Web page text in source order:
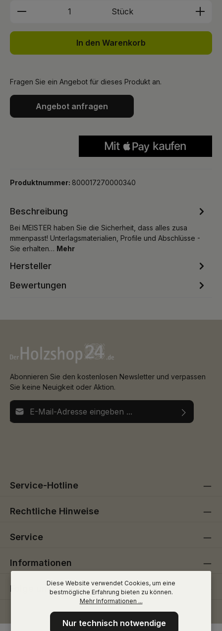
Produkt Anzahl: Gib den
Stück
In den Warenkorb
Fragen Sie ein Angebot für dieses Produkt an.
Angebot anfragen
Produktnummer: 800017270000340
Beschreibung
Bei MEISTER haben Sie die Sicherheit, dass alles zusa
mmenpasst! Unterlagsmaterialien, Profile und Abschlüsse -
Sie erhalten… Mehr
Hersteller
Bewertungen
Abonnieren Sie den kostenlosen Newsletter und verpassen
Sie keine Neuigkeit oder Aktion.
E-Mail-Adresse*
Service-Hotline
Rechtliche Hinweise
Service
Informationen
Folge uns
Diese Website verwendet Cookies, um eine
bestmögliche Erfahrung bieten zu können.
Mehr Informationen ...
Nur technisch notwendige